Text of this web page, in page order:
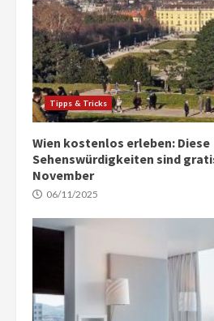
Tipps & Tricks
Wien kostenlos erleben: Diese
Sehenswürdigkeiten sind
November
06/11/2025